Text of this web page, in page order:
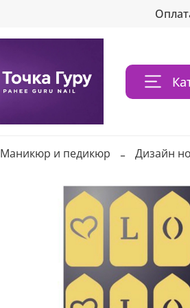
Маникюр и педикюр Дизайн